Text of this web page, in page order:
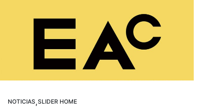
NOTICIAS,SLIDER HOME